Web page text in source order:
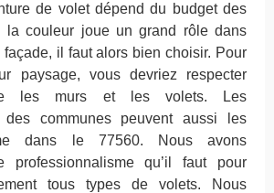
de volet dépend du budget des
la couleur joue un grand rôle dans
façade, il faut alors bien choisir. Pour
paysage, vous devriez respecter
les murs et les volets. Les
des communes peuvent aussi les
dans le 77560. Nous avons
professionnalisme qu’il faut pour
tous types de volets. Nous